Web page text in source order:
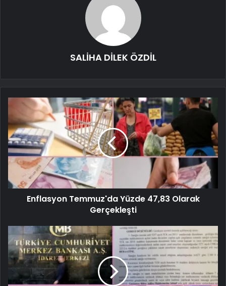
SALİHA DİLEK ÖZDİL
Enflasyon Temmuz'da Yüzde 47,83 Olarak
Gerçekleşti